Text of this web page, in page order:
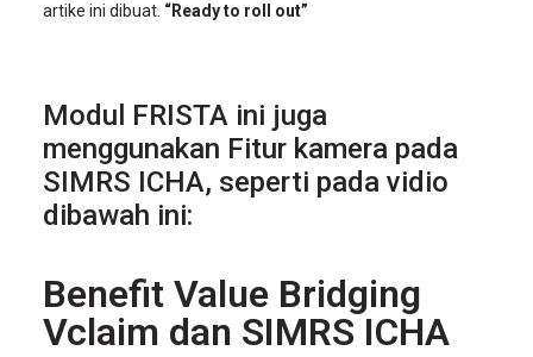
artike ini dibuat. “Ready to roll out”
Modul FRISTA ini juga
menggunakan Fitur kamera pada
SIMRS ICHA, seperti pada vidio
dibawah ini:
Benefit Value Bridging
Vclaim dan SIMRS ICHA